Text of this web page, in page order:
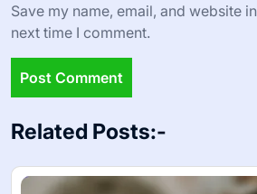
Save my name, email, and website
next time I comment.
Related Posts:-